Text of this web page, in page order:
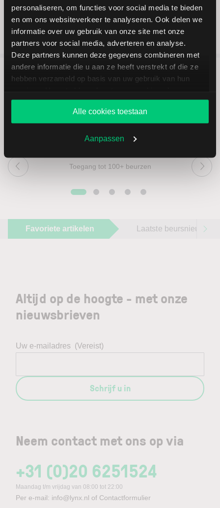
personaliseren, om functies voor social media te bieden
en om ons websiteverkeer te analyseren. Ook delen we
informatie over uw gebruik van onze site met onze
partners voor social media, adverteren en analyse.
Deze partners kunnen deze gegevens combineren met
andere informatie die u aan ze heeft verstrekt of die ze
hebben verzameld op basis van uw gebruik van hun
website blijft gebruiken.
Alle cookies toestaan
Aanpassen
beleggen
Toegang tot 100+ beurzen
Favoriete artikelen Laatste beursnieuws
Neem contact met ons op via
+31 (0)20 6251524
Maandag t/m vrijdag van 08:00 tot 22:00
Per e-mail: info@lynx.nl of Contactformulier
Altijd op de hoogte - met onze
nieuwsbrieven
Uw e-mailadres (Vereist)
Schrijf u in